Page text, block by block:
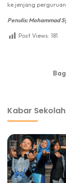
ke jenjang
Penulis: Mohammad
Post Views: 181
Kabar